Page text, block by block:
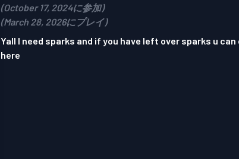
(October 17, 2024に参加)
(March 28, 2026にプレイ)
Yall I need sparks and if you have left over sparks u can
here